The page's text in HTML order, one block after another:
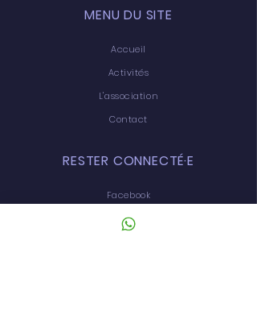
MENU DU SITE
Accueil
Activités
L'association
Contact
RESTER CONNECTÉ·E
Facebook
CONTACT